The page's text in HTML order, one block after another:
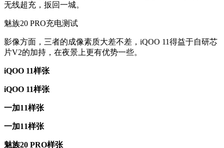
无线超充，扳回一城。
魅族20 PRO充电测试
影像方面，三者的成像素质大差不差，iQOO 11得益于自研芯
片V2的加持，在夜景上更有优势一些。
iQOO 11样张
iQOO 11样张
一加11样张
一加11样张
魅族20 PRO样张